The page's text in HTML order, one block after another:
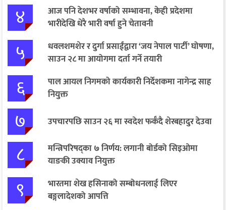
४
आज पनि देशभर वर्षाको सम्भावना, केही प्रदेशमा
भारीदेखि धेरै भारी वर्षा हुने चेतावनी
५
धवलशमशेर र दुर्गा प्रसाईंद्वारा ‘जय नेपाल पार्टी’ घोषणा,
साउन २८ मा आयोगमा दर्ता गर्ने तयारी
६
पाल आयल निगमको कार्यकारी निर्देशकमा नागेन्द्र साह
नियुक्त
७ उपचारपछि साउन २६ मा स्वदेश फर्कँदै शेरबहादुर देउवा
८
मन्त्रिपरिषद्का ७ निर्णय: लगानी बोर्डको सिइओमा
याङकी उक्याव नियुक्त
९
भारतमा शेख हसिनाको सम्बोधनलाई लिएर
बङ्गलादेशको आपत्ति